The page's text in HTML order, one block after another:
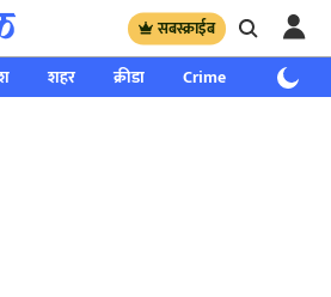
सबस्क्राईब
शहर क्रीडा Crime साप्ताहिक